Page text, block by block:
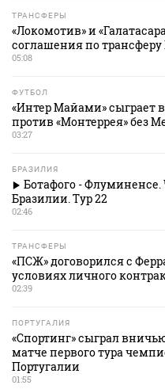
ТРАНСФЕРЫ
«Локомотив» и
соглашения по
05:08
ФУТБОЛ
«Интер Майами» сыграет
против «Монтеррея» без
03:27
БРАЗИЛИЯ
Ботафого -
Бразилии. Тур 22
02:46
ТРАНСФЕРЫ
«ПСЖ» договорился с
условиях личного
02:39
ПОРТУГАЛИЯ
«Спортинг» сыграл
матче первого тура
Португалии
01:55